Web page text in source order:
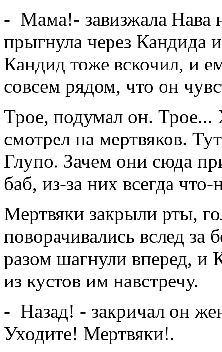
- Мама!- завизжала Нава
прыгнула через Кандида
Кандид тоже вскочил, и
совсем рядом, что он
Трое, подумал он.
смотрел на мертвяков.
Глупо. Зачем они сюда
баб, из-за них всегда что-
Мертвяки закрыли рты,
поворачивались вслед
разом шагнули вперед, и
из кустов им навстречу.
- Назад! - закричал он
Уходите! Мертвяки!.